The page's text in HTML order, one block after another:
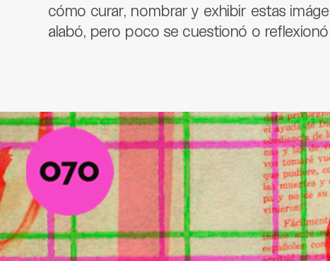
cómo curar, nombrar y exhibir estas
alabó, pero poco se cuestionó o